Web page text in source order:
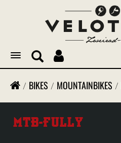
Toggle
navigation
MTB-FULLY
BIKES MOUNTAINBIKES